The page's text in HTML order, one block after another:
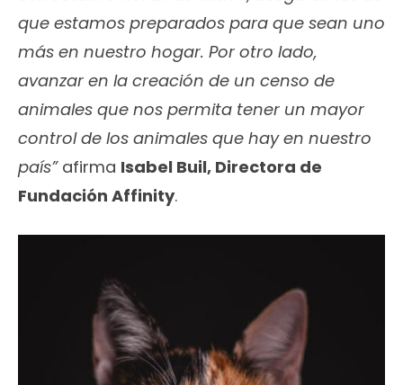
que estamos preparados para que sean uno
más en nuestro hogar. Por otro lado,
avanzar en la creación de un censo de
animales que nos permita tener un mayor
control de los animales que hay en nuestro
país” afirma Isabel Buil, Directora de
Fundación Affinity.